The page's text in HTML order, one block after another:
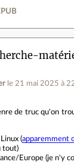
le 21 mai 2025 à
de truc qu'on
(apparemment
tout)
Europe (je n'y